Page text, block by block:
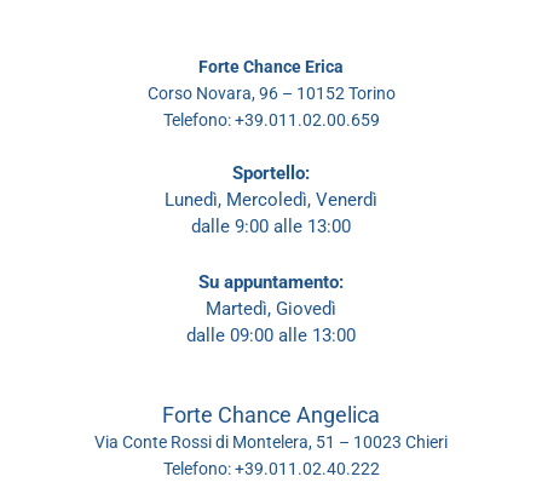
Forte Chance Erica
Corso Novara, 96 – 10152 Torino
Telefono: +39.011.02.00.659
Sportello:
Lunedì, Mercoledì, Venerdì
dalle 9:00 alle 13:00
Su appuntamento:
Martedì, Giovedì
dalle 09:00 alle 13:00
Forte Chance Angelica
Via Conte Rossi di Montelera, 51 – 10023 Chieri
Telefono: +39.011.02.40.222